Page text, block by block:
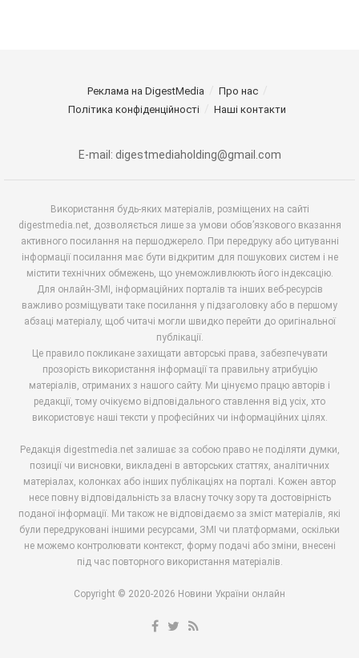
Реклама на DigestMedia
Про нас
Політика конфіденційності
Наші контакти
E-mail: digestmediaholding@gmail.com
Використання будь-яких матеріалів, розміщених на сайті
digestmedia.net, дозволяється лише за умови обов’язкового вказання
активного посилання на першоджерело. При передруку або цитуванні
інформації посилання має бути відкритим для пошукових систем і не
містити технічних обмежень, що унеможливлюють його індексацію.
Для онлайн-ЗМІ, інформаційних порталів та інших веб-ресурсів
важливо розміщувати таке посилання у підзаголовку або в першому
абзаці матеріалу, щоб читачі могли швидко перейти до оригінальної
публікації.
Це правило покликане захищати авторські права, забезпечувати
прозорість використання інформації та правильну атрибуцію
матеріалів, отриманих з нашого сайту. Ми цінуємо працю авторів і
редакції, тому очікуємо відповідального ставлення від усіх, хто
використовує наші тексти у професійних чи інформаційних цілях.
Редакція digestmedia.net залишає за собою право не поділяти думки,
позиції чи висновки, викладені в авторських статтях, аналітичних
матеріалах, колонках або інших публікаціях на порталі. Кожен автор
несе повну відповідальність за власну точку зору та достовірність
поданої інформації. Ми також не відповідаємо за зміст матеріалів, які
були передруковані іншими ресурсами, ЗМІ чи платформами, оскільки
не можемо контролювати контекст, форму подачі або зміни, внесені
під час повторного використання матеріалів.
Copyright © 2020-2026 Новини України онлайн